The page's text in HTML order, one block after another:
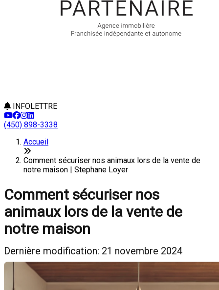
INFOLETTRE
(450) 898-3338
Accueil
Comment sécuriser nos animaux lors de la vente de
notre maison | Stephane Loyer
Comment sécuriser nos
animaux lors de la vente de
notre maison
Dernière modification: 21 novembre 2024